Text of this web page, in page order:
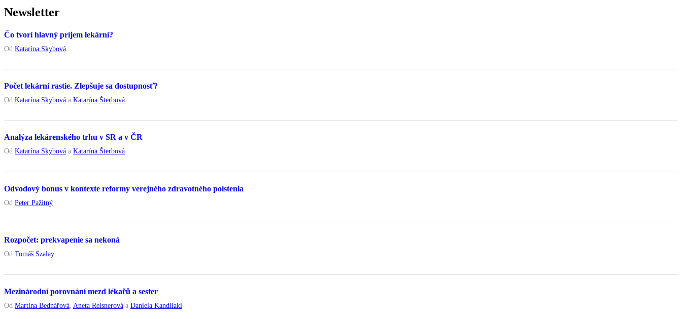
Newsletter
Čo tvorí hlavný príjem lekární?
Od Katarína Skybová
Počet lekární rastie. Zlepšuje sa dostupnosť?
Od Katarína Skybová a Katarína Šterbová
Analýza lekárenského trhu v SR a v ČR
Od Katarína Skybová a Katarína Šterbová
Odvodový bonus v kontexte reformy verejného zdravotného poistenia
Od Peter Pažitný
Rozpočet: prekvapenie sa nekoná
Od Tomáš Szalay
Mezinárodní porovnání mezd lékařů a sester
Od Martina Bednářová Aneta Reisnerová a Daniela Kandilaki